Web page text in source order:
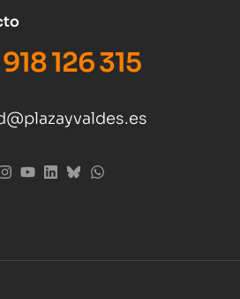
126 315